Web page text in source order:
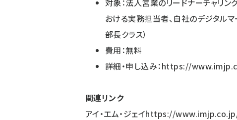
対象：法人営業のリードナーチャリン
おける実務担当者、自社のデジタル
部長クラス）
費用：無料
詳細・申し込み：https://
関連リンク
アイ・エム・ジェイhttps://